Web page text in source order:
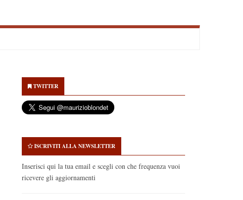
Sidebar
TWITTER
ISCRIVITI ALLA NEWSLETTER
Inserisci qui la tua email e scegli con che frequenza vuoi
ricevere gli aggiornamenti